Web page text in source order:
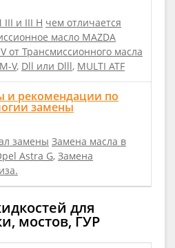
III и III H чем отличается
масло MAZDA
от Трансмиссионного масла
V, Dll или Dlll, MULTI ATF
и рекомендации по
замены
замены Замена масла в
Astra G, Замена
для
мостов, ГУР